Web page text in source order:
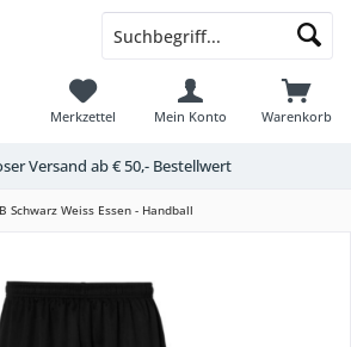
Warenkorb
Merkzettel Mein Konto
Versand ab € 50,- Bestellwert
Schwarz Weiss Essen - Handball